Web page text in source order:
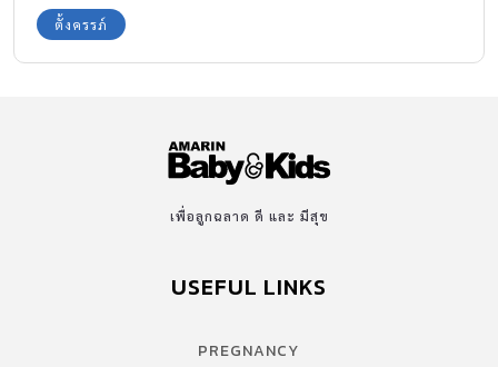
ตั้งครรภ์
เพื่อลูกฉลาด ดี และ มีสุข
USEFUL LINKS
PREGNANCY